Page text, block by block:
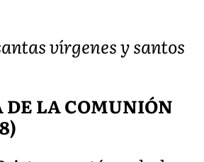
vírgenes y santos
LA COMUNIÓN